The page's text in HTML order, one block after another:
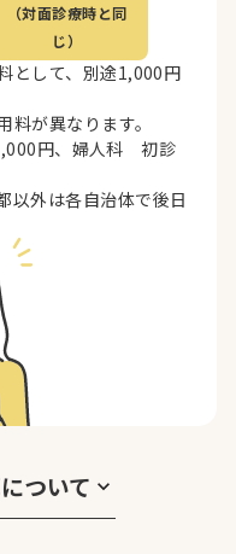
（対面診療時と同
じ）
として、別途1,000円
が異なります。
円、婦人科 初診
以外は各自治体で後日
ついて keyboard_arrow_down